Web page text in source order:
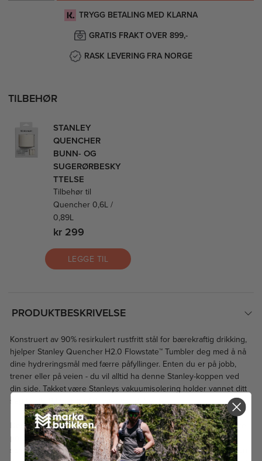
TRYGG BETALING MED KLARNA
GRATIS FRAKT OVER 899,-
RASK LEVERING FRA NORGE
TILBEHØR
STANLEY
QUENCHER
BUNN- OG
SUGERØRBESKY
TTELSE
Tilbehør til
Quencher 0,6L /
0,89L
kr 299
LEGGE TIL
PRODUKTBESKRIVELSE
Konstruert av 90% resirkulert rustfritt stål for bærekraftig drikking,
hjelper Stanley Quencher H2.0 Flowstate™ Tumbler deg med å nå
dine hydreringsmål med færre påfyllinger. Enten du er på jobb,
trener eller på veien - du vil alltid ha denne Stanley-koppen ved
din side. Takket være Stanleys vakuumisolering holder vannet ditt
seg kaldt i 9 timer og 40 timer når det er iset.
Den avanserte FlowState™-lokket har et roterende deksel med tre
posisjoner: en sugerørsåpning designet for å motstå sprut
samtidig som den holder det gjenbrukbare sugerøret på plass, en